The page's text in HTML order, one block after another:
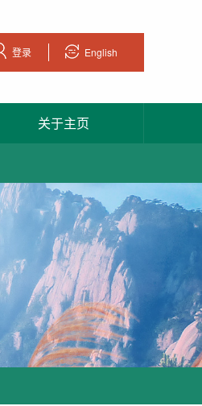
登录 English
关于主页